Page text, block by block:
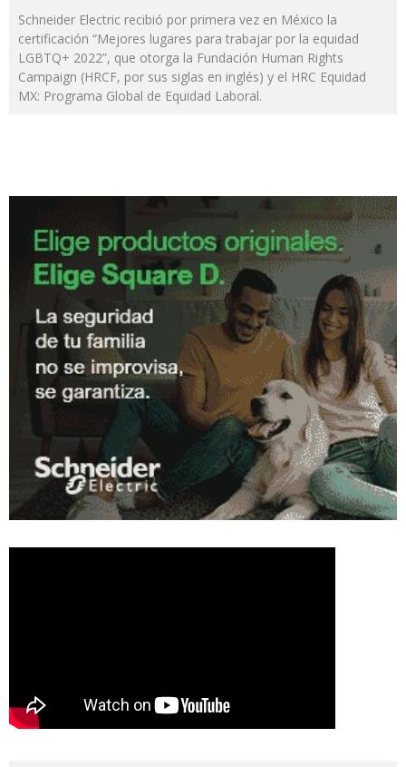
Schneider Electric recibió por primera vez en México la
certificación “Mejores lugares para trabajar por la equidad
LGBTQ+ 2022”, que otorga la Fundación Human Rights
Campaign (HRCF, por sus siglas en inglés) y el HRC Equidad
MX: Programa Global de Equidad Laboral.